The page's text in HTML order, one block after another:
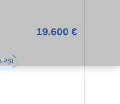
19.600 €
PS)